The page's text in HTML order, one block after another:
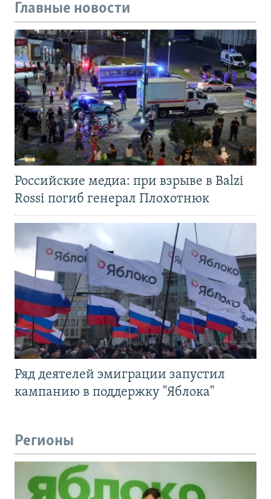
Главные новости
Российские медиа: при взрыве в Balzi
Rossi погиб генерал Плохотнюк
Ряд деятелей эмиграции запустил
кампанию в поддержку "Яблока"
Регионы